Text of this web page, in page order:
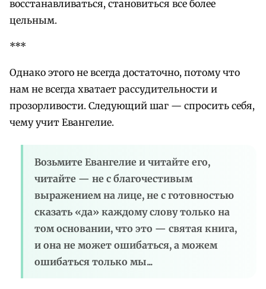
восстанавливаться, становиться все более
цельным.
***
Однако этого не всегда достаточно, потому что
нам не всегда хватает рассудительности и
прозорливости. Следующий шаг — спросить себя,
чему учит Евангелие.
Возьмите Евангелие и читайте его,
читайте — не с благочестивым
выражением на лице, не с готовностью
сказать «да» каждому слову только на
том основании, что это — святая книга,
и она не может ошибаться, а можем
ошибаться только мы...